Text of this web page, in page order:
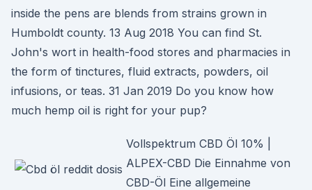
inside the pens are blends from strains grown in
Humboldt county. 13 Aug 2018 You can find St.
John's wort in health-food stores and pharmacies in
the form of tinctures, fluid extracts, powders, oil
infusions, or teas. 31 Jan 2019 Do you know how
much hemp oil is right for your pup?
Vollspektrum CBD Öl 10% |
ALPEX-CBD Die Einnahme von
CBD-Öl Eine allgemeine